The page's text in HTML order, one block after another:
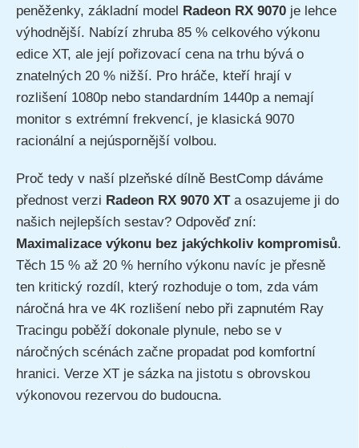
peněženky, základní model Radeon RX 9070 je lehce
výhodnější. Nabízí zhruba 85 % celkového výkonu
edice XT, ale její pořizovací cena na trhu bývá o
znatelných 20 % nižší. Pro hráče, kteří hrají v
rozlišení 1080p nebo standardním 1440p a nemají
monitor s extrémní frekvencí, je klasická 9070
racionální a nejúspornější volbou.
Proč tedy v naší plzeňské dílně BestComp dáváme
přednost verzi Radeon RX 9070 XTa osazujeme ji do
našich nejlepších sestav? Odpověď zní:
Maximalizace výkonu bez jakýchkoliv kompromisů.
Těch 15 % až 20 % herního výkonu navíc je přesně
ten kritický rozdíl, který rozhoduje o tom, zda vám
náročná hra ve 4K rozlišení nebo při zapnutém Ray
Tracingu poběží dokonale plynule, nebo se v
náročných scénách začne propadat pod komfortní
hranici. Verze XT je sázka na jistotu s obrovskou
výkonovou rezervou do budoucna.